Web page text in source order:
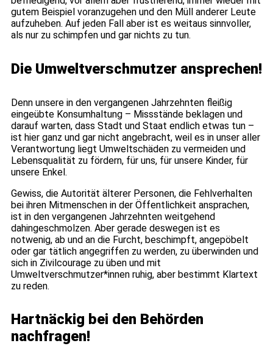
gutem Beispiel voranzugehen und den Müll anderer Leute
aufzuheben. Auf jeden Fall aber ist es weitaus sinnvoller,
als nur zu schimpfen und gar nichts zu tun.
Die Umweltverschmutzer ansprechen!
Denn unsere in den vergangenen Jahrzehnten fleißig
eingeübte Konsumhaltung – Missstände beklagen und
darauf warten, dass Stadt und Staat endlich etwas tun –
ist hier ganz und gar nicht angebracht, weil es in unser aller
Verantwortung liegt Umweltschäden zu vermeiden und
Lebensqualität zu fördern, für uns, für unsere Kinder, für
unsere Enkel.
Gewiss, die Autorität älterer Personen, die Fehlverhalten
bei ihren Mitmenschen in der Öffentlichkeit ansprachen,
ist in den vergangenen Jahrzehnten weitgehend
dahingeschmolzen. Aber gerade deswegen ist es
notwenig, ab und an die Furcht, beschimpft, angepöbelt
oder gar tätlich angegriffen zu werden, zu überwinden und
sich in Zivilcourage zu üben und mit
Umweltverschmutzer*innen ruhig, aber bestimmt Klartext
zu reden.
Hartnäckig bei den Behörden
nachfragen!